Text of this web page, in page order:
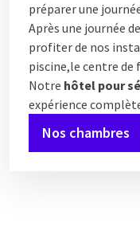
préparer une
Après une journée de
profiter de nos
piscine,le centre
Notre hôtel pour
expérience
Nos chambres